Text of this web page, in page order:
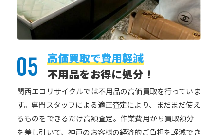
高価買取で費用軽減
不用品をお得に処分！
関西エコリサイクルでは不用品の高価買取を行っていま
す。専門スタッフによる適正査定により、まだまだ使え
るものをできるだけ高額査定。作業費用から買取額分
を差し引いて、神戸のお客様の経済的ご負担を軽減でき